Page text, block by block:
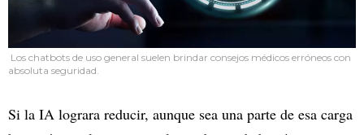
Los chatbots de uso general suelen brindar consejos médicos erróneos con
absoluta seguridad.
Si la IA lograra reducir, aunque sea una parte de esa carga